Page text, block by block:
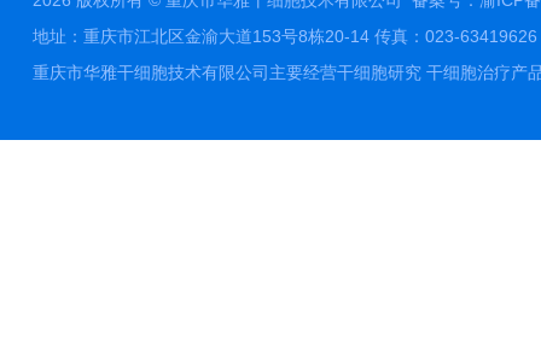
地址：重庆市江北区金渝大道153号8栋20-14 传真：023-
重庆市华雅干细胞技术有限公司主要经营干细胞研究 干细胞治疗产